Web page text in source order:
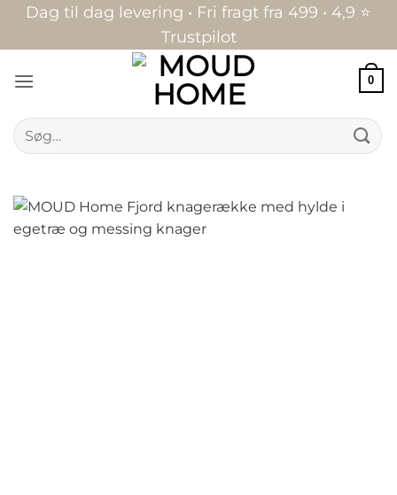
Fortsæt
indhold
Dag til dag levering • Fri fragt fra 499 • 4,9 ⭐
Trustpilot
0
Søg
efter: